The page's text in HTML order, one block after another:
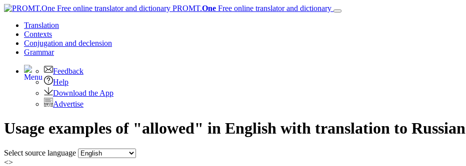
PROMT.One Free online translator and dictionary
Translation
Contexts
Conjugation and declension
Grammar
Feedback
Help
Download the App
Advertise
Usage examples of "allowed" in English with translation to Russian
Select source language
<>